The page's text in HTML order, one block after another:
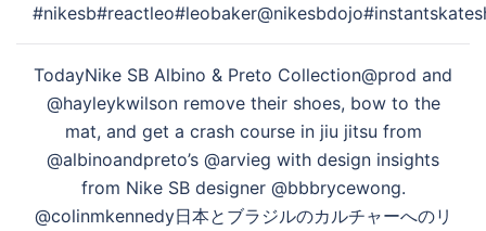
TodayNike SB Albino & Preto Collection@prod and
@hayleykwilson remove their shoes, bow to the
mat, and get a crash course in jiu jitsu from
@albinoandpreto’s @arvieg with design insights
from Nike SB designer @bbbrycewong.
@colinmkennedy日本とブラジルのカルチャーへのリ